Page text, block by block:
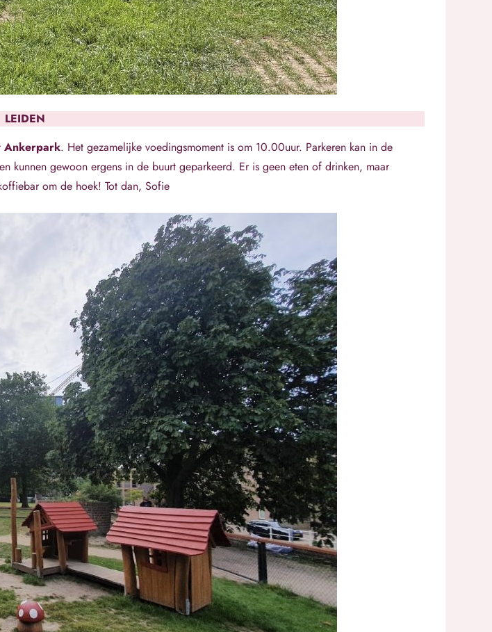
LEIDEN
Ankerpark. Het gezamelijke voedingsmoment is om 10.00uur. Parkeren kan in de
kunnen gewoon ergens in de buurt geparkeerd. Er is geen eten of drinken, maar
om de hoek! Tot dan, Sofie